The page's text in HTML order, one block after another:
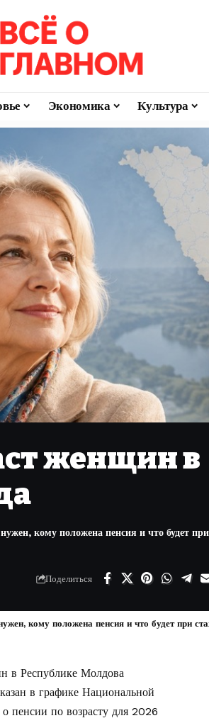
Экономика Культура
женщин в
кому положена пенсия и что будет при
Поделиться
кому положена пенсия и что будет при
в Республике Молдова
в графике Национальной
о пенсии по возрасту для 2026